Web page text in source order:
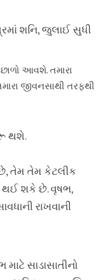
શનિ, જુલાઈ સુધી
આવશે. તમારા
જીવનસાથી તરફથી
થશે.
તેમ તેમ કેટલીક
શકે છે. વૃષભ,
રાખવાની
સાડાસાતીનો